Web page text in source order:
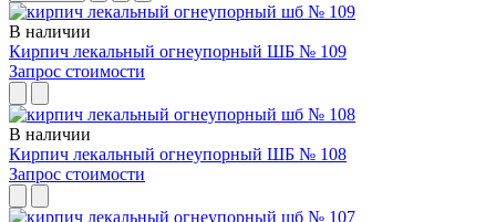
В наличии
Кирпич лекальный огнеупорный ШБ № 109
Запрос стоимости
В наличии
Кирпич лекальный огнеупорный ШБ № 108
Запрос стоимости